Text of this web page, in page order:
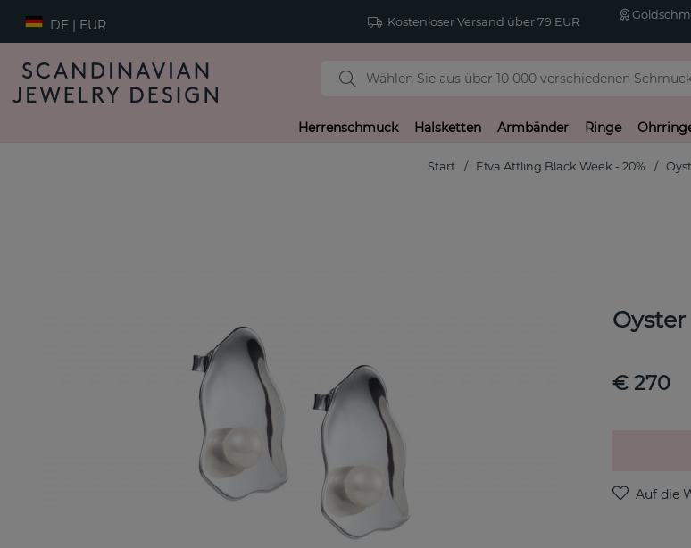
DE | EUR Kostenloser Versand über 79 EUR
Herrenschmuck Halsketten Armbänder Ringe
Start Efva Attling Black Week - 20%
€ 270